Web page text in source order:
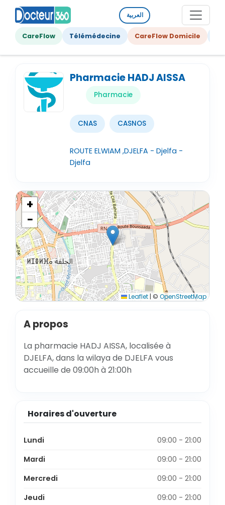
العربية
CareFlow Télémédecine CareFlow Domicile
Pharmacie HADJ AISSA
Pharmacie
CNAS CASNOS
ROUTE ELWIAM ,DJELFA - Djelfa -
Djelfa
+
−
Leaflet | © OpenStreetMap
A propos
La pharmacie HADJ AISSA, localisée à
DJELFA, dans la wilaya de DJELFA vous
accueille de 09:00h à 21:00h
Horaires d'ouverture
Lundi
09:00 - 21:00
Mardi
09:00 - 21:00
Mercredi
09:00 - 21:00
Jeudi
09:00 - 21:00